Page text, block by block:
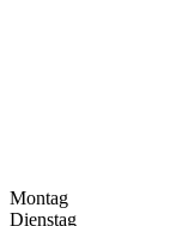
Montag
Dienstag